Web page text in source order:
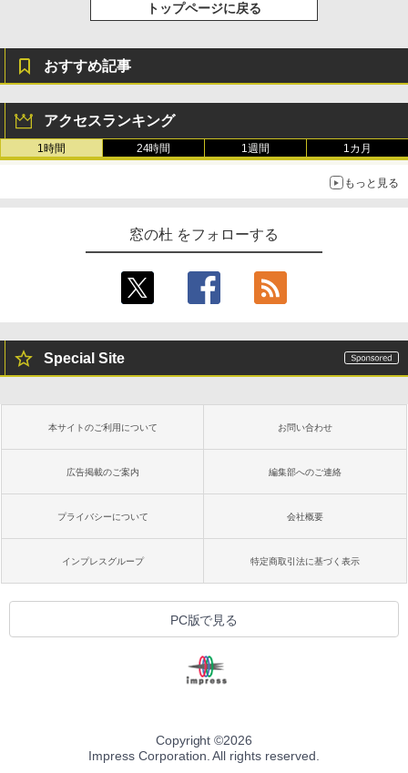
￥31,980
11インチカラーディスプレイ、64GBスト
レージ、ノート機能搭載、明るさ自動調
整、色調調節ライト、プレミアムペン付
き、グラファイト
トップページに戻る
おすすめ記事
アクセスランキング
1時間 24時間 1週間 1カ月
もっと見る
窓の杜 をフォローする
Special Site
本サイトのご利用について お問い合わせ
広告掲載のご案内 編集部へのご連絡
プライバシーについて 会社概要
インプレスグループ 特定商取引法に基づく表示
PC版で見る
Copyright ©2026
Impress Corporation. All rights reserved.